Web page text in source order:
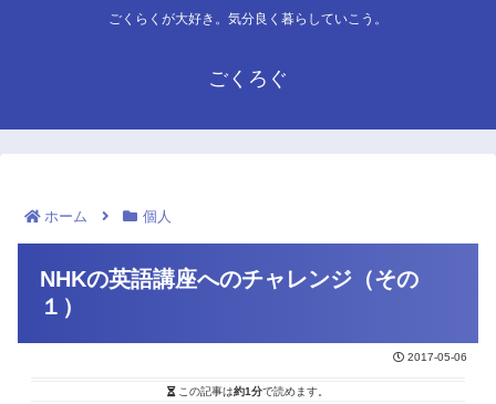
ごくらくが大好き。気分良く暮らしていこう。
ごくろぐ
ホーム 個人
NHKの英語講座へのチャレンジ（その
１）
2017-05-06
この記事は約1分で読めます。